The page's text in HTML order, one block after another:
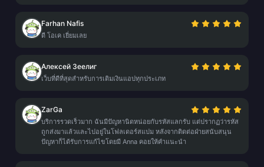
Farhan Nafis
ดี โอเค เยี่ยมเลย
Алексей Зеелиг
เว็บที่ดีที่สุดสำหรับการเติมเงินแอปทุกประเภท
ZarGa
บริการรวดเร็วมาก ฉันมีปัญหานิดหน่อยกับรหัสแลกรับ แต่ปรากฏว่ารหัส
ถูกส่งมาแล้วและไปอยู่ในโฟลเดอร์สแปม หลังจากติดต่อฝ่ายสนับสนุน
ปัญหาก็ได้รับการแก้ไขโดยมี Anna คอยให้คำแนะนำ